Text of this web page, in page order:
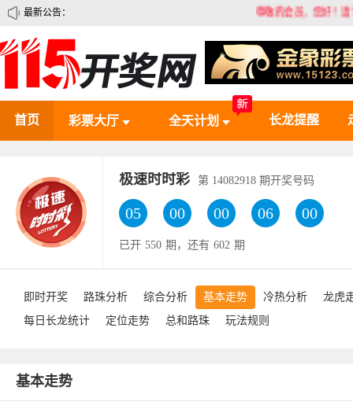
最新公告： 尊敬的会员，您好！请认
首页 彩票大厅 全天计划 长龙提醒
极速时时彩 第 14082918 期开奖号码
05 00 00 06 00
已开 550 期，还有 602 期
即时开奖 路珠分析 综合分析 基本走势 冷热分析
龙虎
每日长龙统计
定位走势 总和路珠 玩法规则
基本走势